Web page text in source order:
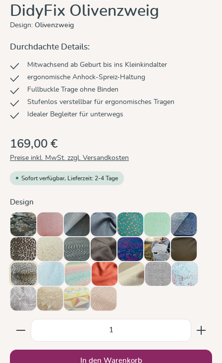
Durchschnittliche Bewertung von 5 von 5 Sternen
DidyFix Olivenzweig
Design: Olivenzweig
Durchdachte Details:
Mitwachsend ab Geburt bis ins Kleinkindalter
ergonomische Anhock-Spreiz-Haltung
Fullbuckle Trage ohne Binden
Stufenlos verstellbar für ergonomisches Tragen
Idealer Begleiter für unterwegs
169,00 €
Preise inkl. MwSt. zzgl. Versandkosten
Sofort verfügbar, Lieferzeit: 2-4 Tage
Design
Blaue BlüteChili Doubleface Anthrazit
Graphit Hope Jade Kipos
Leo Leo PureMetro Monochrom
Mocca Mosaik Sparks in the Dark
Ocean and Clouds
Olive
OlivenzweigOzean Prima AuroraRusty RedSand Silber
Trias Creme Leinen
Zauberwald Mandel
Zephyr Zimt
Produkt Anzahl: Gib den gewünschten Wert ein
In den Warenkorb